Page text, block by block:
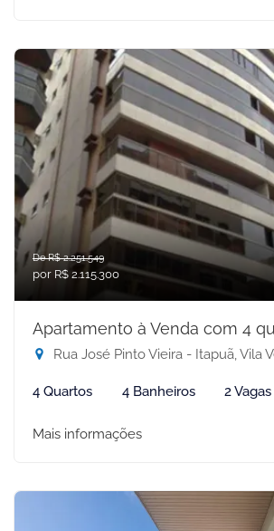
De R$ 2.251.549
por R$ 2.115.300
Apartamento à Venda com 4
Rua José Pinto Vieira - Itapuã, Vila
4 Quartos 4 Banheiros 2 Vagas
Mais informações